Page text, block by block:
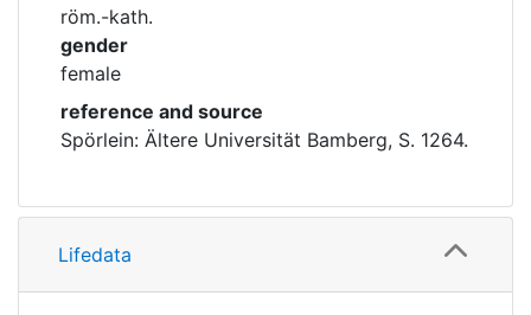
röm.-kath.
gender
female
reference and source
Spörlein: Ältere Universität Bamberg, S. 1264.
Lifedata